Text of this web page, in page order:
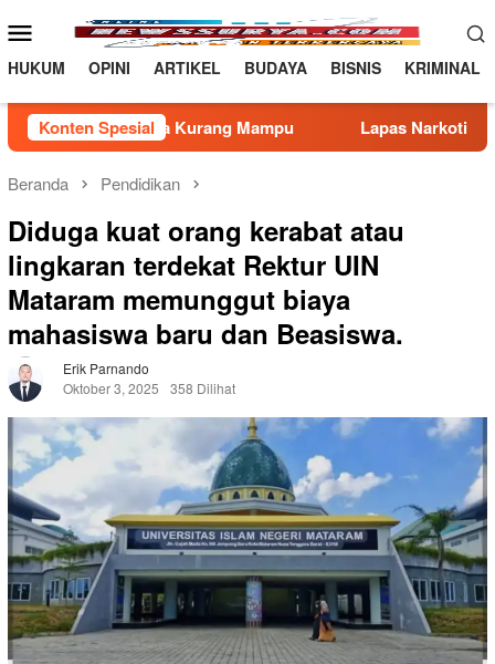
ke
konten
Menu
Mobile
HUKUM OPINI ARTIKEL BUDAYA BISNIS KRIMINAL
Konten Spesial
Kurang Mampu Lapas Narkotika Rumbai Gelar
Beranda Pendidikan
Diduga kuat orang kerabat atau
lingkaran terdekat Rektur UIN
Mataram memunggut biaya
mahasiswa baru dan Beasiswa.
Erik Parnando
Oktober 3, 2025
358 Dilihat